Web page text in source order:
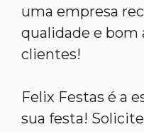
uma empresa
qualidade e
clientes!
Felix Festas é a
sua festa!